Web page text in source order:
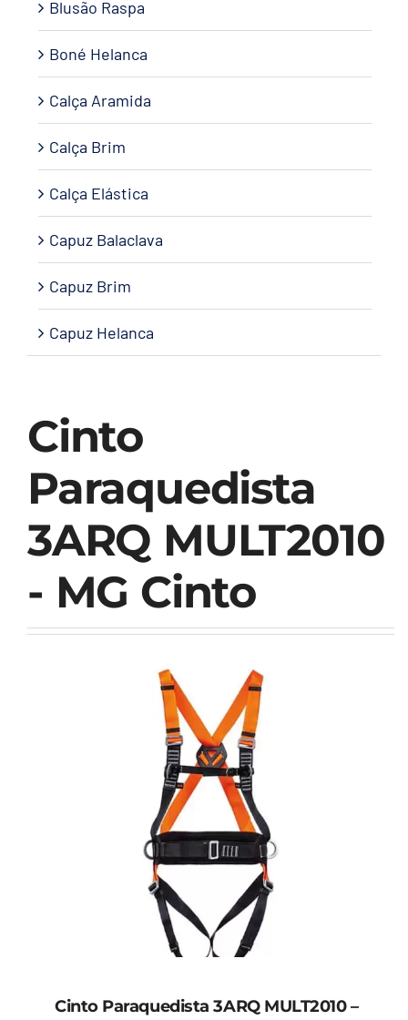
Cinto
Paraquedista
3ARQ MULT2010
- MG Cinto
Cinto Paraquedista 3ARQ MULT2010 –
Blusão Raspa
Boné Helanca
Calça Aramida
Calça Brim
Calça Elástica
Capuz Balaclava
Capuz Brim
Capuz Helanca